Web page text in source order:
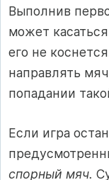
Выполнив
может
его не
направлять
попадании
Если игра
спорный мяч.